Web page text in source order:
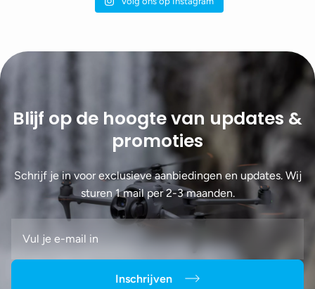
Blijf op de hoogte van updates &
promoties
Schrijf je in voor exclusieve aanbiedingen en updates. Wij
sturen 1 mail per 2-3 maanden.
Inschrijven